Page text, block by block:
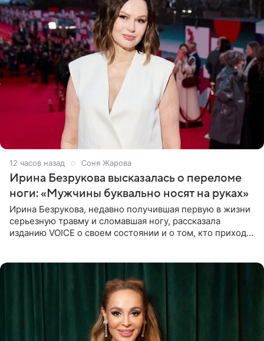
12 часов назад Соня Жарова
Ирина Безрукова высказалась о переломе
ноги: «Мужчины буквально носят на руках»
Ирина Безрукова, недавно получившая первую в жизни
серьезную травму и сломавшая ногу, рассказала
изданию VOICE о своем состоянии и о том, кто приходит